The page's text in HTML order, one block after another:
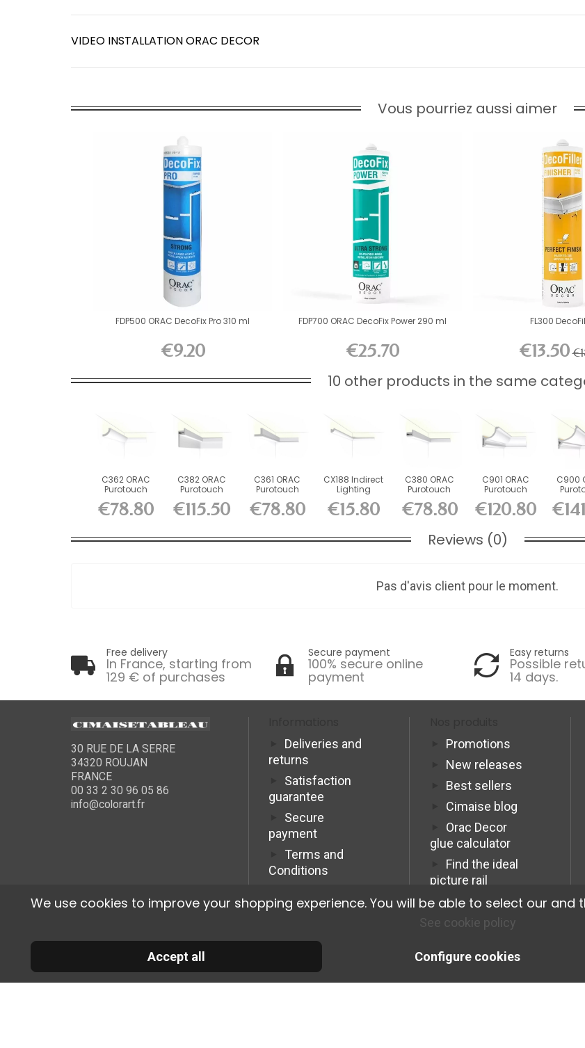
VIDEO INSTALLATION ORAC DECOR
Vous pourriez aussi aimer
FDP500 ORAC DecoFix Pro 310 ml
€9.20
FDP700 ORAC DecoFix Power 290 ml
€25.70
FL300
€13.50
10 other products in the same
C362 ORAC
Purotouch
Lighting L200...
€78.80
C382 ORAC
Purotouch
Lighting L200...
€115.50
C361 ORAC
Purotouch
Lighting L200...
€78.80
CX188 Indirect
Lighting
x...
€15.80
C380 ORAC
Purotouch
Lighting L200...
€78.80
C901 ORAC
Purotouch
Lighting L200...
€120.80
C900
Lighting
Reviews (0)
Pas d'avis client pour le moment.
Free delivery
In France, starting from
129 € of purchases
Secure payment
100% secure online
payment
Easy returns
Possible
14 days.
30 RUE DE LA SERRE
34320 ROUJAN
FRANCE
00 33 2 30 96 05 86
info@colorart.fr
Deliveries and
returns
Satisfaction
guarantee
Secure
payment
Terms and
Conditions
Promotions
New releases
Best sellers
Cimaise blog
Orac Decor
glue calculator
Find the ideal
picture rail
Programme
Affiliation Pro
© 2026 Cimaise Tableau. Tous droits réservés.
We use cookies to improve your shopping experience. You will be able to select our
See cookie policy
Accept all Configure cookies